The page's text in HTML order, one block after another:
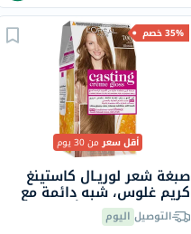
35% خصم
أقل سعرمن 30 يوم
صبغة شعر لوريـال كاستينغ
كريم غلوس، شبه دائمة مع
بلسم، بدرجة 700 أشقر
التوصيل اليوم